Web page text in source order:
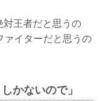
王者だと思うの
ァイターだと思うの
かないので」